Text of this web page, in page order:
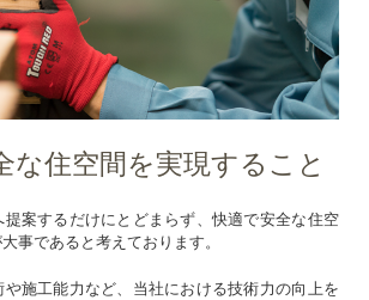
な住空間を実現すること
案するだけにとどまらず、快適で安全な住空
事であると考えております。
施工能力など、当社における技術力の向上を